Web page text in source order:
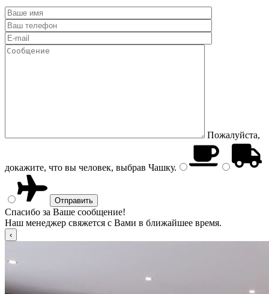
Пожалуйста,
докажите, что вы человек, выбрав Чашку.
Спасибо за Ваше сообщение!
Наш менеджер свяжется с Вами в ближайшее время.